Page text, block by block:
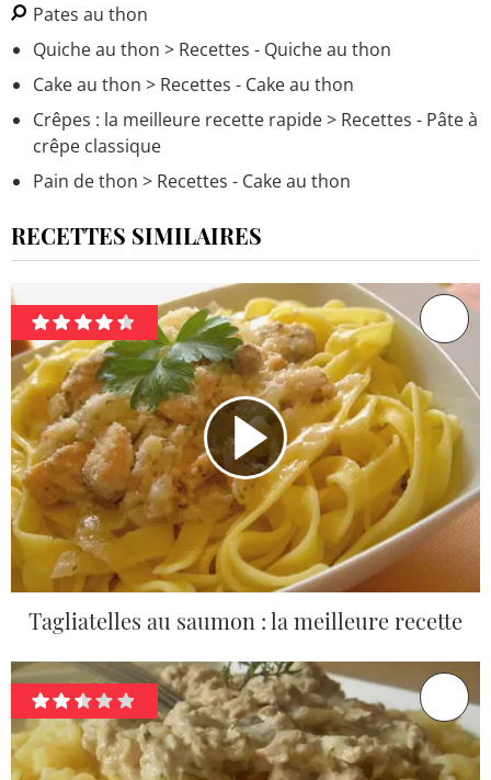
Pates au thon
Quiche au thon > Recettes - Quiche au thon
Cake au thon > Recettes - Cake au thon
Crêpes : la meilleure recette rapide> Recettes - Pâte à
crêpe classique
Pain de thon > Recettes - Cake au thon
RECETTES SIMILAIRES
Tagliatelles au saumon : la meilleure recette